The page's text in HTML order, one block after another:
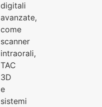
digitali
avanzate,
come
scanner
intraorali,
TAC
3D
e
sistemi